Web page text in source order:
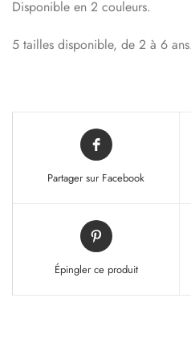
Disponible en 2 couleurs.
5 tailles disponible, de 2 à 6
Partager sur Facebook
Épingler ce produit